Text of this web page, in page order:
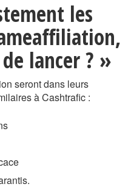
les
lancer ? »
seront dans leurs
à Cashtrafic :